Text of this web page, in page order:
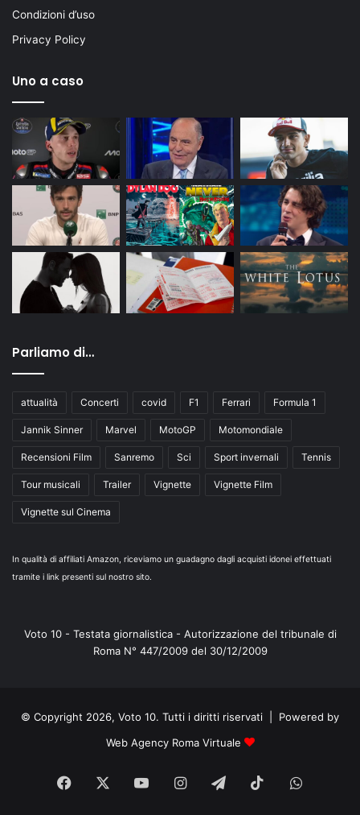
Condizioni d’uso
Privacy Policy
Uno a caso
Parliamo di…
attualità Concerti covid F1 Ferrari Formula 1
Jannik Sinner Marvel MotoGP Motomondiale
Recensioni Film Sanremo Sci Sport invernali Tennis
Tour musicali Trailer Vignette Vignette Film
Vignette sul Cinema
In qualità di affiliati Amazon, riceviamo un guadagno dagli acquisti idonei effettuati
tramite i link presenti sul nostro sito.
Voto 10 - Testata giornalistica - Autorizzazione del tribunale di
Roma N° 447/2009 del 30/12/2009
© Copyright 2026, Voto 10. Tutti i diritti riservati | Powered by
Web Agency Roma Virtuale
Facebook You Instagram
TelegramTikTok